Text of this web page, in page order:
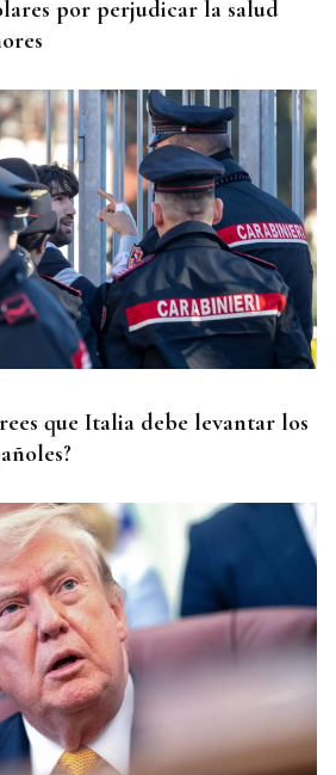
por perjudicar la salud
que Italia debe levantar los